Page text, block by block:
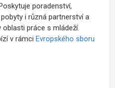
poradenství,
i různá partnerství a
oblasti práce s mládeží.
v rámci Evropského sboru